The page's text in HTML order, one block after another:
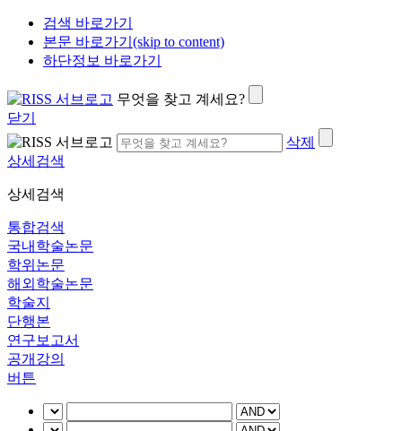
검색 바로가기
본문 바로가기(skip to content)
하단정보 바로가기
무엇을 찾고 계세요?
닫기
삭제
상세검색
상세검색
통합검색
국내학술논문
학위논문
해외학술논문
학술지
단행본
연구보고서
공개강의
버튼